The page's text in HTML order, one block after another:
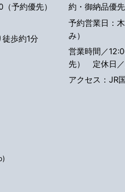
予約優先）
歩約1分
約・御納品優先
予約営業日：
み）
営業時間／
先） 定休日
アクセス：JR